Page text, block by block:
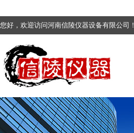
您好，欢迎访问河南信陵仪器设备有限公司！